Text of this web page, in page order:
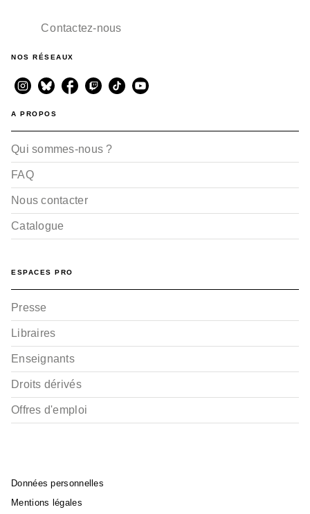
Contactez-nous
NOS RÉSEAUX
A PROPOS
Qui sommes-nous ?
FAQ
Nous contacter
Catalogue
ESPACES PRO
Presse
Libraires
Enseignants
Droits dérivés
Offres d'emploi
Données personnelles
Mentions légales